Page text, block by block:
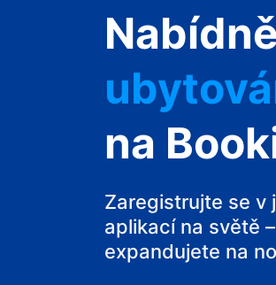
svůj
svůj
svou
na
Zaregistrujte se v
aplikací na světě
expandujete na